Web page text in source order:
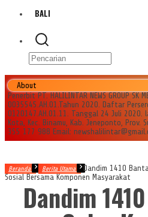
BALI
About
Penerbit PT. HALILINTAR NEWS GROUP SK
0035545.AH.01.Tahun 2020. Daftar
0120147.AH.01.11. Tanggal 24 Juli 2020.
Kota, Kec. Binamu, Kab. Jeneponto, Prov.
355 177 988 Email:
Beranda Berita Utama
Dandim 1410
Sosial Bersama Komponen Masyarakat
Dandim